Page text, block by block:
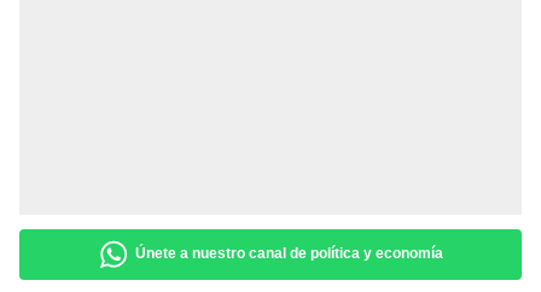
Únete a nuestro canal de política y economía